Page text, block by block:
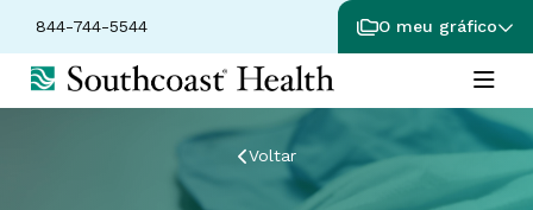
844-744-5544 O meu gráfico
Voltar